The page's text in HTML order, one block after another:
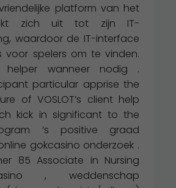
platform van het
zich uit tot zijn IT-
waardoor de IT-interface
voor spelers om te vinden.
helper wanneer nodig .
particular apprise the
of VOSLOT’s client help
kick in significant to the
‘s positive graad
gokcasino onderzoek .
85 Associate in Nursing
, weddenschap